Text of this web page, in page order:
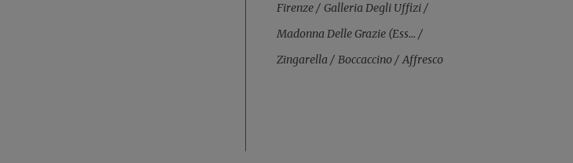
Firenze
Galleria Degli Uffizi
Madonna Delle Grazie (ess...
Zingarella
Boccaccino Affresco